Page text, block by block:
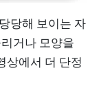
당해 보이는 자
거나 모양을
상에서 더 단정